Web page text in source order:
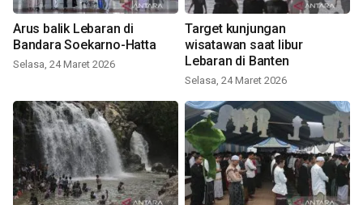
Arus balik Lebaran di
Bandara Soekarno-Hatta
Selasa, 24 Maret 2026
Target kunjungan
wisatawan saat libur
Lebaran di Banten
Selasa, 24 Maret 2026